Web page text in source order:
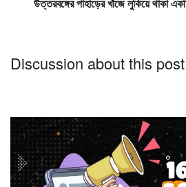
Discussion about this post